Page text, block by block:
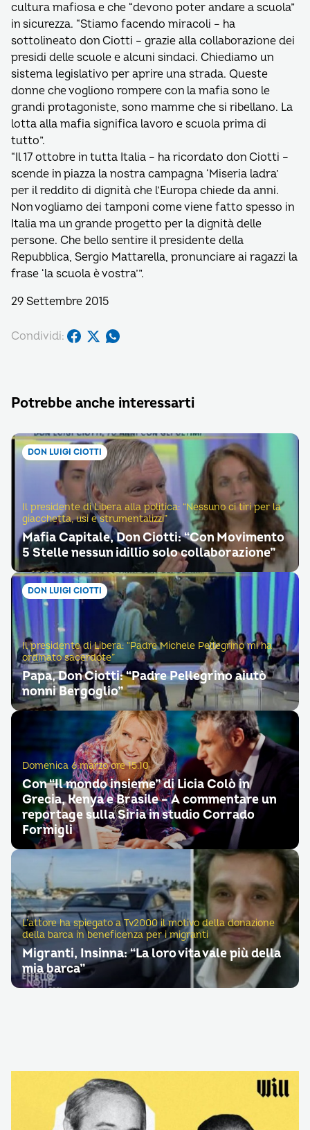
cultura mafiosa e che “devono poter andare a scuola”
in sicurezza. “Stiamo facendo miracoli – ha
sottolineato don Ciotti – grazie alla collaborazione dei
presidi delle scuole e alcuni sindaci. Chiediamo un
sistema legislativo per aprire una strada. Queste
donne che vogliono rompere con la mafia sono le
grandi protagoniste, sono mamme che si ribellano. La
lotta alla mafia significa lavoro e scuola prima di
tutto”.
“Il 17 ottobre in tutta Italia – ha ricordato don Ciotti –
scende in piazza la nostra campagna ‘Miseria ladra’
per il reddito di dignità che l’Europa chiede da anni.
Non vogliamo dei tamponi come viene fatto spesso in
Italia ma un grande progetto per la dignità delle
persone. Che bello sentire il presidente della
Repubblica, Sergio Mattarella, pronunciare ai ragazzi la
frase ‘la scuola è vostra’”.
29 Settembre 2015
Condividi:
Potrebbe anche interessarti
DON LUIGI CIOTTI
Il presidente di Libera alla politica: “Nessuno ci tiri per la
giacchetta, usi e strumentalizzi”
Mafia Capitale, Don Ciotti: “Con Movimento
5 Stelle nessun idillio solo collaborazione”
DON LUIGI CIOTTI
Il presidente di Libera: “Padre Michele Pellegrino mi ha
ordinato sacerdote”
Papa, Don Ciotti: “Padre Pellegrino aiutò
nonni Bergoglio”
Domenica 6 marzo ore 15.10
Con “Il mondo insieme” di Licia Colò in
Grecia, Kenya e Brasile – A commentare un
reportage sulla Siria in studio Corrado
Formigli
L’attore ha spiegato a Tv2000 il motivo della donazione
della barca in beneficenza per i migranti
Migranti, Insinna: “La loro vita vale più della
mia barca”